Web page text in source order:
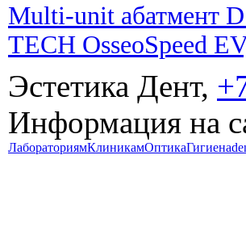
Multi-unit абатмент
TECH OsseoSpeed
Эстетика Дент,
Информация на
ЛабораториямКлиникамОптикаГигиена